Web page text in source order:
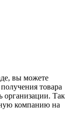
вы можете
товара
организации. Так
компанию на